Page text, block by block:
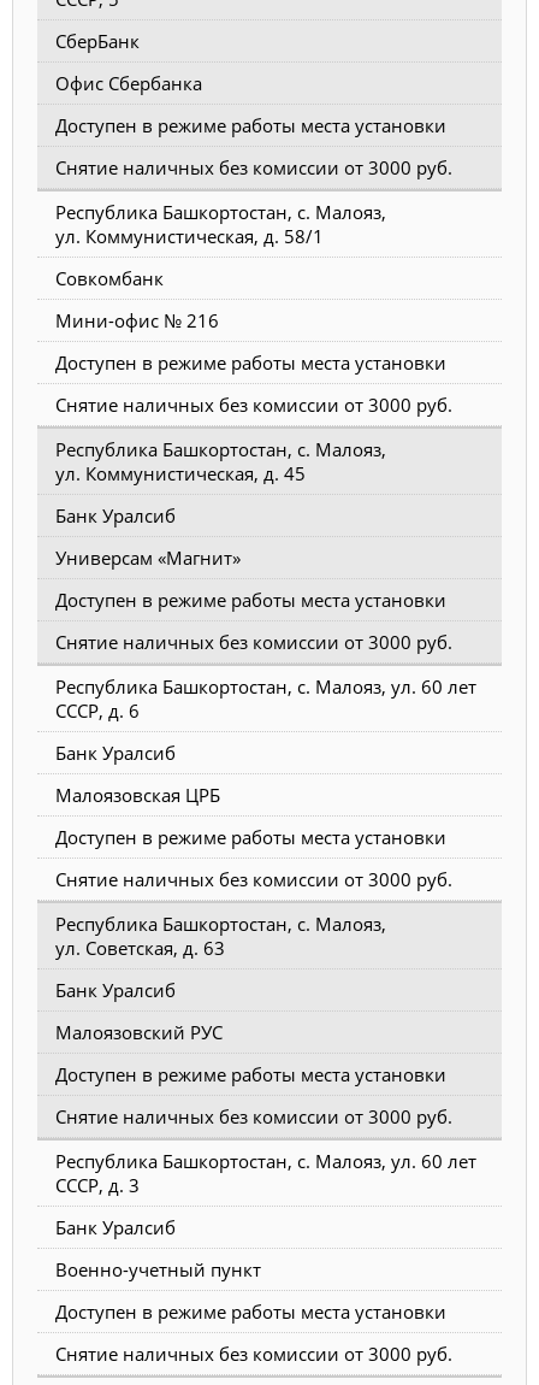
СберБанк
Офис Сбербанка
Доступен в режиме работы места установки
Снятие наличных без комиссии от 3000 руб.
Республика Башкортостан, с. Малояз,
ул. Коммунистическая, д. 58/1
Совкомбанк
Мини-офис № 216
Доступен в режиме работы места установки
Снятие наличных без комиссии от 3000 руб.
Республика Башкортостан, с. Малояз,
ул. Коммунистическая, д. 45
Банк Уралсиб
Универсам «Магнит»
Доступен в режиме работы места установки
Снятие наличных без комиссии от 3000 руб.
Республика Башкортостан, с. Малояз, ул. 60 лет
СССР, д. 6
Банк Уралсиб
Малоязовская ЦРБ
Доступен в режиме работы места установки
Снятие наличных без комиссии от 3000 руб.
Республика Башкортостан, с. Малояз,
ул. Советская, д. 63
Банк Уралсиб
Малоязовский РУС
Доступен в режиме работы места установки
Снятие наличных без комиссии от 3000 руб.
Республика Башкортостан, с. Малояз, ул. 60 лет
СССР, д. 3
Банк Уралсиб
Военно-учетный пункт
Доступен в режиме работы места установки
Снятие наличных без комиссии от 3000 руб.